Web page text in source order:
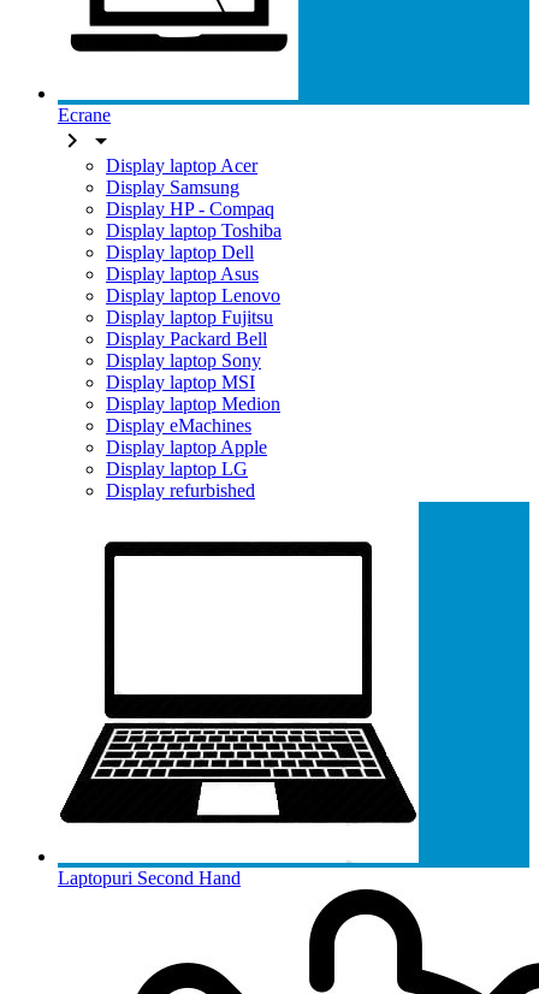
Ecrane
 
Display laptop Acer
Display Samsung
Display HP - Compaq
Display laptop Toshiba
Display laptop Dell
Display laptop Asus
Display laptop Lenovo
Display laptop Fujitsu
Display Packard Bell
Display laptop Sony
Display laptop MSI
Display laptop Medion
Display eMachines
Display laptop Apple
Display laptop LG
Display refurbished
Laptopuri Second Hand